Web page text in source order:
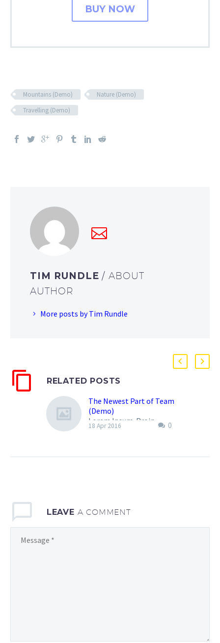
BUY NOW
Mountains (Demo)
Nature (Demo)
Travelling (Demo)
TIM RUNDLE / ABOUT
AUTHOR
More posts by Tim Rundle
RELATED POSTS
The Newest Part of Team
(Demo)
Lorem Ipsum. Proin
gravida nibh vel velit
bibendum auctor, nisi elit
sit amet mauris.
0
18 Apr 2016
LEAVE A COMMENT